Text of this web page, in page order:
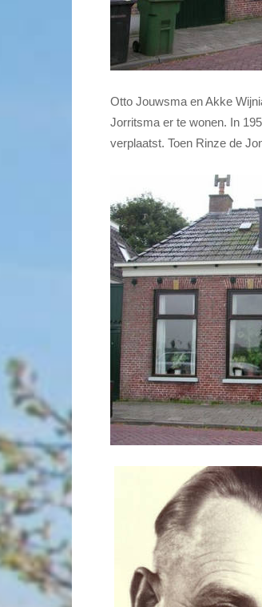
Otto Jouwsma en Akke
Jorritsma er te wonen. In
verplaatst. Toen Rinze de